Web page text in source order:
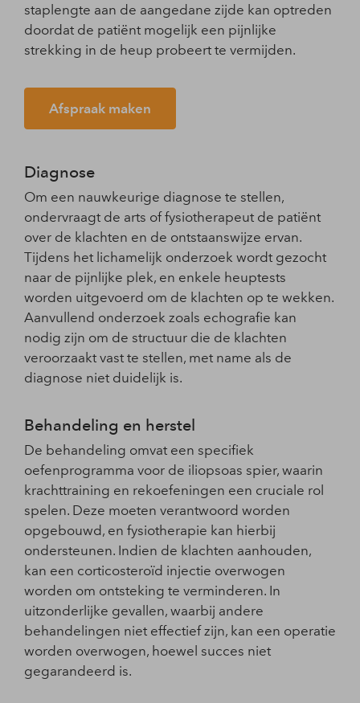
staplengte aan de aangedane zijde kan optreden
doordat de patiënt mogelijk een pijnlijke
strekking in de heup probeert te vermijden.
Afspraak maken
Diagnose
Om een nauwkeurige diagnose te stellen,
ondervraagt de arts of fysiotherapeut de patiënt
over de klachten en de ontstaanswijze ervan.
Tijdens het lichamelijk onderzoek wordt gezocht
naar de pijnlijke plek, en enkele heuptests
worden uitgevoerd om de klachten op te wekken.
Aanvullend onderzoek zoals echografie kan
nodig zijn om de structuur die de klachten
veroorzaakt vast te stellen, met name als de
diagnose niet duidelijk is.
Behandeling en herstel
De behandeling omvat een specifiek
oefenprogramma voor de iliopsoas spier, waarin
krachttraining en rekoefeningen een cruciale rol
spelen. Deze moeten verantwoord worden
opgebouwd, en fysiotherapie kan hierbij
ondersteunen. Indien de klachten aanhouden,
kan een corticosteroïd injectie overwogen
worden om ontsteking te verminderen. In
uitzonderlijke gevallen, waarbij andere
behandelingen niet effectief zijn, kan een operatie
worden overwogen, hoewel succes niet
gegarandeerd is.